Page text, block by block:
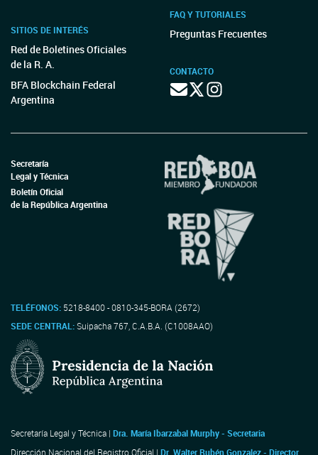
SITIOS DE INTERÉS
Red de Boletines Oficiales
de la R. A.
BFA Blockchain Federal
Argentina
FAQ Y TUTORIALES
Preguntas Frecuentes
CONTACTO
Secretaría
Legal y Técnica
Boletín Oficial
de la República Argentina
TELÉFONOS: 5218-8400 - 0810-345-BORA (2672)
SEDE CENTRAL:Suipacha 767, C.A.B.A. (C1008AAO)
Secretaría Legal y Técnica | Dra. María Ibarzabal Murphy - Secretaria
Dirección Nacional del Registro Oficial | Dr. Walter Rubén Gonzalez - Director